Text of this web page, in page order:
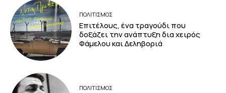
ΠΟΛΙΤΙΣΜΟΣ
Επιτέλους, ένα τραγούδι που
δοξάζει την ανάπτυξη δια χειρός
Φάμελου και Δεληβοριά
ΠΟΛΙΤΙΣΜΟΣ